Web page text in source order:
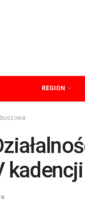
REGION
kadencji